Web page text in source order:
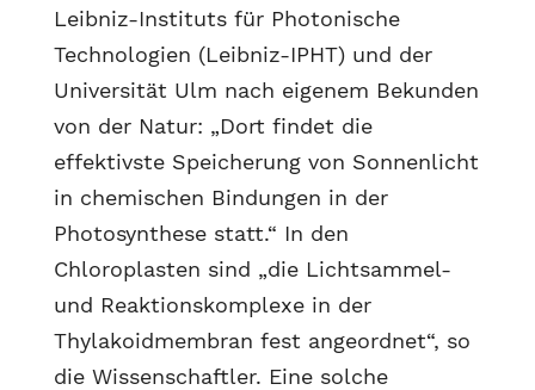
Leibniz-Instituts für Photonische
Technologien (Leibniz-IPHT) und der
Universität Ulm nach eigenem Bekunden
von der Natur: „Dort findet die
effektivste Speicherung von Sonnenlicht
in chemischen Bindungen in der
Photosynthese statt.“ In den
Chloroplasten sind „die Lichtsammel-
und Reaktionskomplexe in der
Thylakoidmembran fest angeordnet“, so
die Wissenschaftler. Eine solche